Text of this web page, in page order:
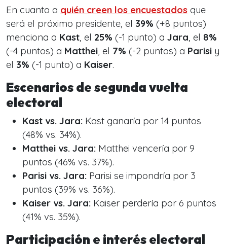
En cuanto a quién creen los encuestados que
será el próximo presidente, el 39% (+8 puntos)
menciona a Kast, el 25% (-1 punto) a Jara, el 8%
(-4 puntos) a Matthei, el 7% (-2 puntos) a Parisi y
el 3% (-1 punto) a Kaiser.
Escenarios de segunda vuelta
electoral
Kast vs. Jara: Kast ganaría por 14 puntos
(48% vs. 34%).
Matthei vs. Jara: Matthei vencería por 9
puntos (46% vs. 37%).
Parisi vs. Jara: Parisi se impondría por 3
puntos (39% vs. 36%).
Kaiser vs. Jara: Kaiser perdería por 6 puntos
(41% vs. 35%).
Participación e interés electoral